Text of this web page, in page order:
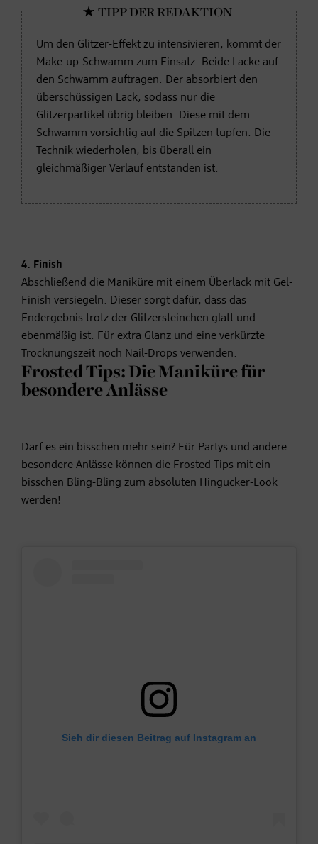
Um den Glitzer-Effekt zu intensivieren, kommt der
Make-up-Schwamm zum Einsatz. Beide Lacke auf
den Schwamm auftragen. Der absorbiert den
überschüssigen Lack, sodass nur die
Glitzerpartikel übrig bleiben. Diese mit dem
Schwamm vorsichtig auf die Spitzen tupfen. Die
Technik wiederholen, bis überall ein
gleichmäßiger Verlauf entstanden ist.
4. Finish
Abschließend die Maniküre mit einem Überlack mit Gel-
Finish versiegeln. Dieser sorgt dafür, dass das
Endergebnis trotz der Glitzersteinchen glatt und
ebenmäßig ist. Für extra Glanz und eine verkürzte
Trocknungszeit noch Nail-Drops verwenden.
Frosted Tips: Die Maniküre für
besondere Anlässe
Darf es ein bisschen mehr sein? Für Partys und andere
besondere Anlässe können die Frosted Tips mit ein
bisschen Bling-Bling zum absoluten Hingucker-Look
werden!
Sieh dir diesen Beitrag auf Instagram an